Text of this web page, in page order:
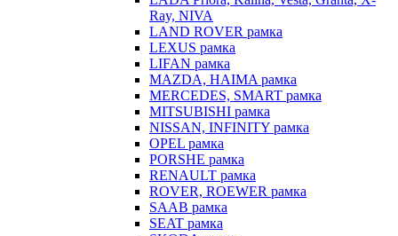
Ray, NIVA
LAND ROVER рамка
LEXUS рамка
LIFAN рамка
MAZDA, HAIMA рамка
MERCEDES, SMART рамка
MITSUBISHI рамка
NISSAN, INFINITY рамка
OPEL рамка
PORSHE рамка
RENAULT рамка
ROVER, ROEWER рамка
SAAB рамка
SEAT рамка